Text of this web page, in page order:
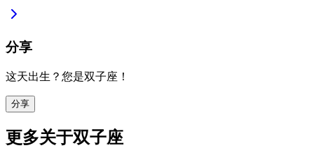
分享
这天出生？您是双子座！
分享
更多关于双子座